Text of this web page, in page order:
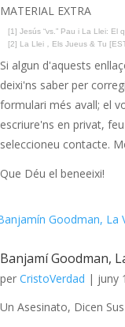
MATERIAL EXTRA
[1] Jesús “vs.” Pau i La Llei: El
[2] La Llei，Els Jueus & Tu
Si algun d'aquests
deixi'ns saber per
formulari més avall; el
escriure'ns en privat,
seleccioneu contacte.
Que Déu el beneeixi!
Banjamí Goodman,
per CristoVerdad | juny
Un Asesinato, Dicen